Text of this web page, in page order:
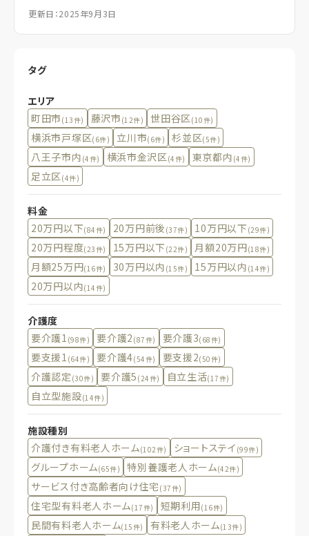
更新日：2025年9月3日
タグ
エリア
町田市 (13件) 藤沢市 (12件) 世田谷区(10件)
横浜市戸塚区(6件) 立川市(6件) 杉並区(5件)
八王子市内 (4件) 横浜市金沢区(4件) 東京都内 (4件)
足立区(4件)
料金
20万円以下(84件) 20万円前後 (37件) 10万円以下 (29件)
20万円程度(23件) 15万円以下 (22件) 月額20万円(18件)
月額25万円(16件) 30万円以内 (15件) 15万円以内 (14件)
20万円以内(14件)
介護度
要介護1 (98件) 要介護2 (87件) 要介護3(68件)
要支援1 (64件) 要介護4(54件) 要支援2(50件)
介護認定 (30件) 要介護5 (24件) 自立生活(17件)
自立型施設(14件)
施設種別
介護付き有料老人ホーム(102件) ショートステイ (99件)
グループホーム(65件) 特別養護老人ホーム(42件)
サービス付き高齢者向け住宅(37件)
住宅型有料老人ホーム(17件) 短期利用(16件)
民間有料老人ホーム(15件) 有料老人ホーム(13件)